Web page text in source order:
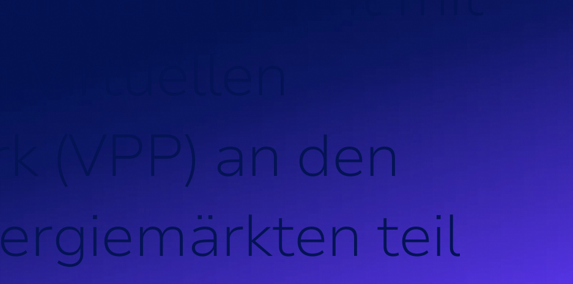
(VPP)an den
ergiemärkten teil